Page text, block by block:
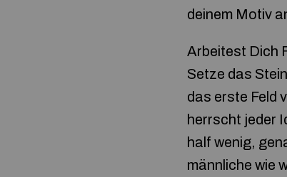
deinem Motiv
Arbeitest Dich
Setze das
das erste Feld
herrscht jeder
half wenig,
männliche wie